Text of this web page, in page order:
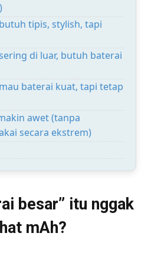
tipis, stylish, tapi
di luar, butuh baterai
baterai kuat, tapi tetap
awet (tanpa
secara ekstrem)
besar” itu nggak
mAh?